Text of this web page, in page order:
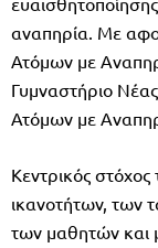
αναπηρία. Με
Ατόμων με
Γυμναστήριο
Ατόμων με
Κεντρικός
ικανοτήτων, των
των μαθητών και